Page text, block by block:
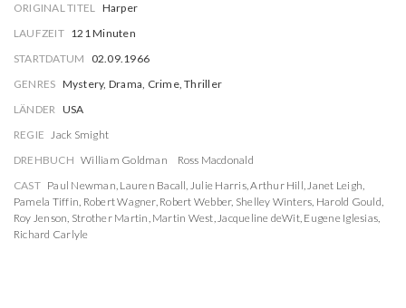
ORIGINAL TITEL Harper
LAUFZEIT 121 Minuten
STARTDATUM
02.09.1966
GENRES Mystery, Drama, Crime, Thriller
LÄNDER USA
REGIE Jack Smight
DREHBUCH William Goldman
Ross Macdonald
CAST Paul Newman, Lauren Bacall, Julie Harris,Arthur Hill,Janet Leigh,
Pamela Tiffin, Robert Wagner, Robert Webber, Shelley Winters, Harold Gould,
Roy Jenson, Strother Martin, Martin West,Jacqueline deWit, Eugene Iglesias,
Richard Carlyle